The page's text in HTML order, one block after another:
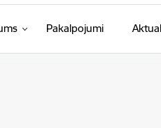
Pakalpojumi